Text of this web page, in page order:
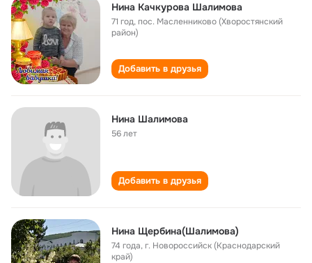
Нина Качкурова Шалимова
71 год,пос. Масленниково (Хворостянский
район)
Добавить в друзья
Нина Шалимова
56 лет
Добавить в друзья
Нина Щербина(Шалимова)
74 года,г. Новороссийск (Краснодарский
край)